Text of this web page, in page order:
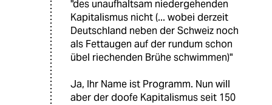
"des unaufhaltsam niedergehenden
Kapitalismus nicht (... wobei derzeit
Deutschland neben der Schweiz noch
als Fettaugen auf der rundum schon
übel riechenden Brühe schwimmen)"
Ja, Ihr Name ist Programm. Nun will
aber der doofe Kapitalismus seit 150